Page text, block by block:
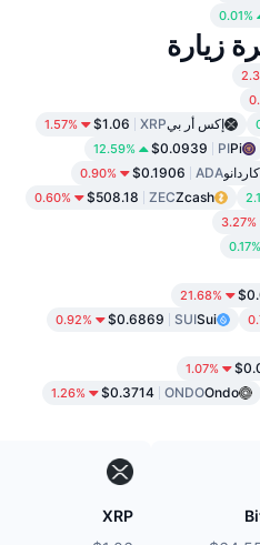
0.01%
زيارة
إكس أر بيXRP
$1.06
1.57%
Pi
PI
$0.0939
12.59%
كاردانوADA
$0.1906
0.90%
Zcash
ZEC
$508.18
0.60%
3.27%
0.17%
21.68%
Sui
SUI
$0.6869
0.92%
1.07%
Ondo
ONDO
$0.3714
1.26%
XRP